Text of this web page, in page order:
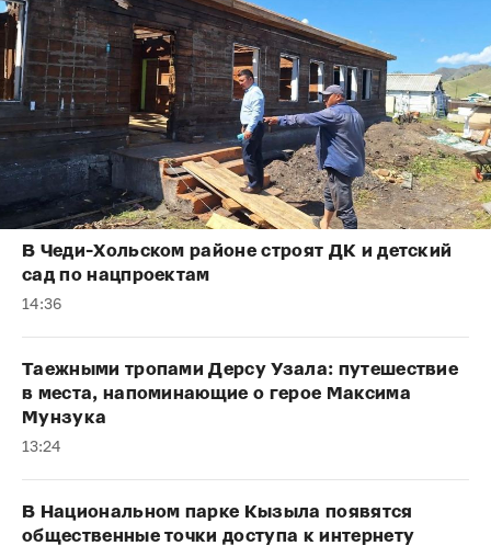
В Чеди-Хольском районе строят ДК и детский
сад по нацпроектам
14:36
Таежными тропами Дерсу Узала: путешествие
в места, напоминающие о герое Максима
Мунзука
13:24
В Национальном парке Кызыла появятся
общественные точки доступа к интернету